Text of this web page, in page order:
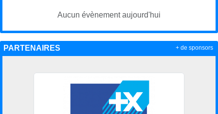
Aucun évènement aujourd'hui
PARTENAIRES + de sponsors